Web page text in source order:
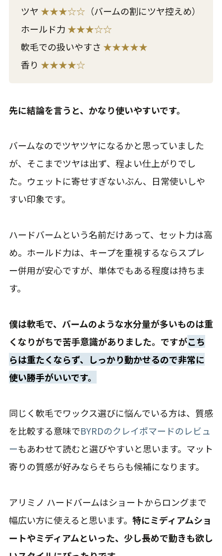
ツヤ ★★★☆☆ （バームの割にツヤ控えめ）
ホールド力 ★★★☆☆
軟毛での扱いやすさ ★★★★★
香り ★★★★☆
先に結論を言うと、かなり使いやすいです。
バームなのでツヤツヤになるかと思っていました
が、そこまでツヤは出ず、程よい仕上がりでし
た。ウェットに寄せすぎないぶん、日常使いしや
すい印象です。
ハードバームという名前だけあって、セット力は高
め。ホールド力は、キープを重視するならスプレ
ー併用が安心ですが、単体でもある程度は持ちま
す。
僕は軟毛で、バームのような水分量が多いものは重
くなりがちで苦手意識がありました。ですがこち
らは重たくならず、しっかり動かせるので非常に
使い勝手がいいです。
同じく軟毛でワックス選びに悩んでいる方は、質感
を比較する意味でBYRDのクレイポマードのレビュ
ーもあわせて読むと選びやすいと思います。マット
寄りの質感が好みならそちらも候補になります。
アリミノ ハードバームはショートからロングまで
幅広い方に使えると思います。 特にミディアムショ
ートやミディアムといった、少し長めで動きも欲し